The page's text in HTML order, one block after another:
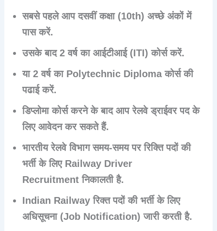
सबसे पहले आप दसवीं कक्षा (10th) अच्छे अंकों में
पास करें.
उसके बाद2 वर्षका आईटीआई (ITI) कोर्स करें.
या 2 वर्ष का Polytechnic Diplomaकोर्स की
पढाई करें.
डिप्लोमा कोर्स करने के बाद आप रेलवे ड्राईवर पद के
लिएआवेदनकर सकते हैं.
भारतीय रेलवे विभाग समय-समय पर रिक्ति पदों की
भर्ती के लिए Railway Driver
Recruitment निकालती है.
Indian Railway रिक्त पदों की भर्ती के लिए
अधिसूचना (Job Notification) जारी करती है.